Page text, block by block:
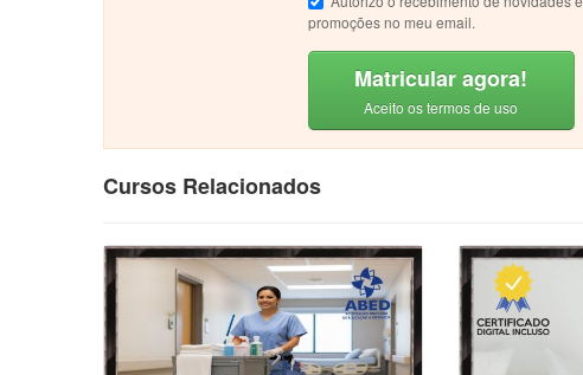
promoções no meu email.
Matricular agora!
Aceito os termos de uso
Cursos Relacionados